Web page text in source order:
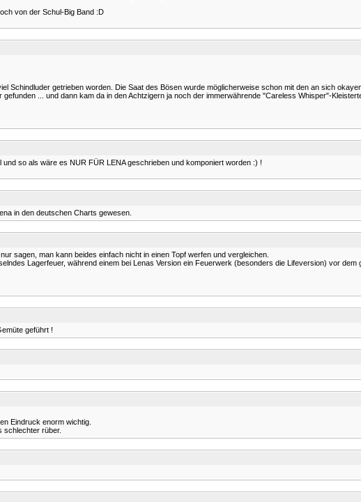
von der Schul-Big Band :D
getrieben worden. Die Saat des Bösen wurde möglicherweise schon mit den an sich
... und dann kam da in den Achtzigern ja noch der immerwährende "Careless Whisper"-
so als wäre es NUR FÜR LENA geschrieben und komponiert worden :) !
in den deutschen Charts gewesen.
sagen, man kann beides einfach nicht in einen Topf werfen und vergleichen.
Lagerfeuer, während einem bei Lenas Version ein Feuerwerk (besonders die Lifeversion) vor
geführt !
Eindruck enorm wichtig.
schlechter rüber.